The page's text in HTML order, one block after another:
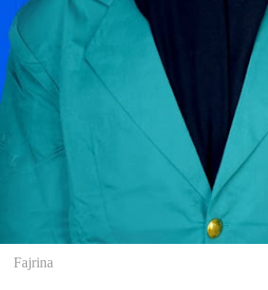
Fajrina